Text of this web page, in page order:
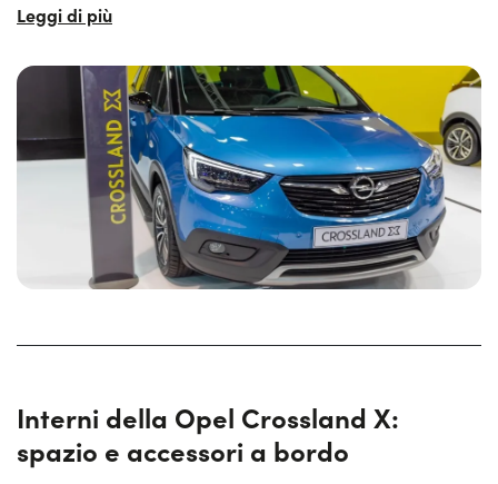
All’esterno abbiamo linee morbide ma decise, che
rinunciare all’eleganza sobria tipica del brand Opel.
Inoltre, il frontale è dominato da una calandra basse e
larga, con illogo Opel in evidenza. L’assetto rialzato,
tipico dei crossover, è valorizzato da protezioni in plastica
grezza lungo i passaruota e la parte bassa della carrozzeria,
che non solo proteggono da piccoli urti ma sottolineano il
carattere robusto e versatile dell’auto.
Interni della Opel Crossland X:
spazio e accessori a bordo